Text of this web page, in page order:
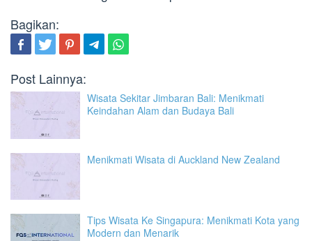
Bagikan:
Post Lainnya:
Wisata Sekitar Jimbaran Bali: Menikmati
Keindahan Alam dan Budaya Bali
Menikmati Wisata di Auckland New Zealand
Tips Wisata Ke Singapura: Menikmati Kota yang
Modern dan Menarik